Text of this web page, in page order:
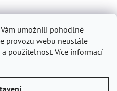
umožnili pohodlné
provozu webu neustále
použitelnost. Více informací